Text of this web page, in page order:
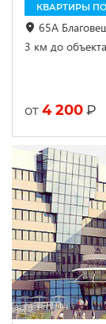
КВАРТИРЫ
65А
3 км до объекта
от 4 200 ₽